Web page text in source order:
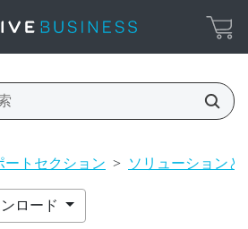
ートセクション > ソリューションと
ロード